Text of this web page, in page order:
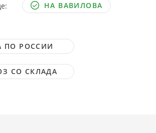
НА ВАВИЛОВА
ПО РОССИИ
СО СКЛАДА